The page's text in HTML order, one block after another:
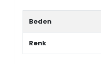
Beden
Renk